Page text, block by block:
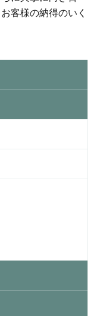
客様の納得のいく